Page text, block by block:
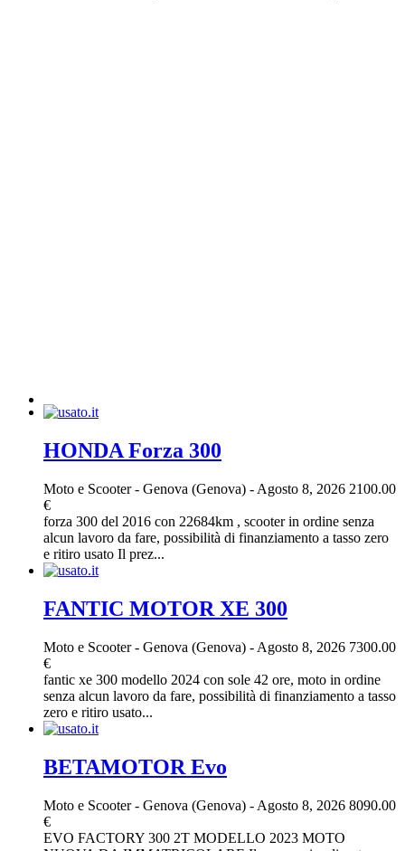
HONDA Forza 300
Moto e Scooter- Genova (Genova) - Agosto 8, 2026 2100.00
€
forza 300 del 2016 con 22684km , scooter in ordine senza
alcun lavoro da fare, possibilità di finanziamento a tasso zero
e ritiro usato Il prez...
FANTIC MOTOR XE 300
Moto e Scooter- Genova (Genova) - Agosto 8, 2026 7300.00
€
fantic xe 300 modello 2024 con sole 42 ore, moto in ordine
senza alcun lavoro da fare, possibilità di finanziamento a tasso
zero e ritiro usato...
BETAMOTOR Evo
Moto e Scooter- Genova (Genova) - Agosto 8, 2026 8090.00
€
EVO FACTORY 300 2T MODELLO 2023 MOTO